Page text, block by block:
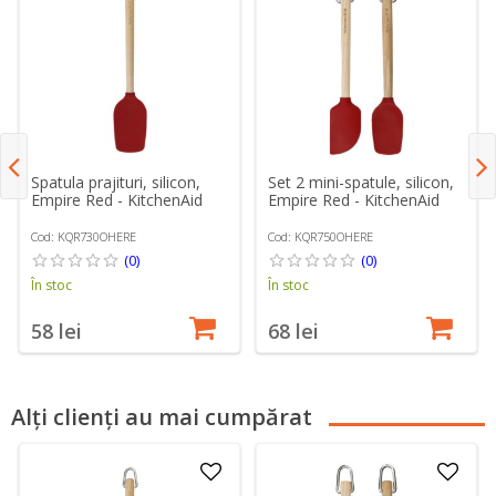
Spatula prajituri, silicon,
Empire Red - KitchenAid
Cod: KQR730OHERE
(0)
În stoc
58 lei
Set 2 mini-spatule, silicon,
Empire Red - KitchenAid
Cod: KQR750OHERE
(0)
În stoc
68 lei
Alți clienți au mai cumpărat